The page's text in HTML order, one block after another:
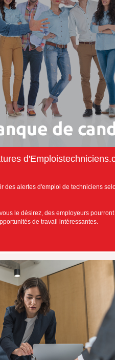
des alertes d'emploi de techniciens
le désirez, des employeurs
de travail intéressantes.